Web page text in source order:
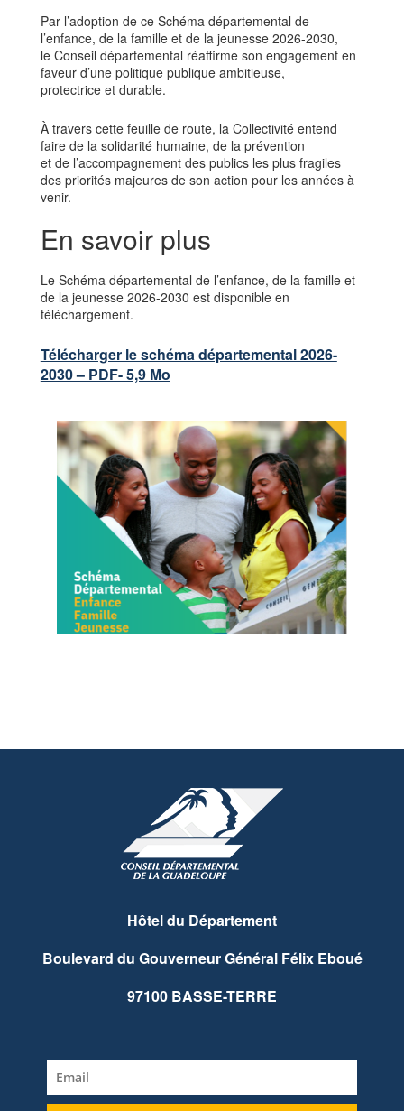
Par l’adoption de ce Schéma départemental de
l’enfance, de la famille et de la jeunesse 2026-2030,
le Conseil départemental réaffirme son engagement en
faveur d’une politique publique ambitieuse,
protectrice et durable.
À travers cette feuille de route, la Collectivité entend
faire de la solidarité humaine, de la prévention
et de l’accompagnement des publics les plus fragiles
des priorités majeures de son action pour les années à
venir.
En savoir plus
Le Schéma départemental de l’enfance, de la famille et
de la jeunesse 2026-2030 est disponible en
téléchargement.
Télécharger le schéma départemental 2026-
2030 – PDF- 5,9 Mo
Hôtel du Département
Boulevard du Gouverneur Général Félix Eboué
97100 BASSE-TERRE